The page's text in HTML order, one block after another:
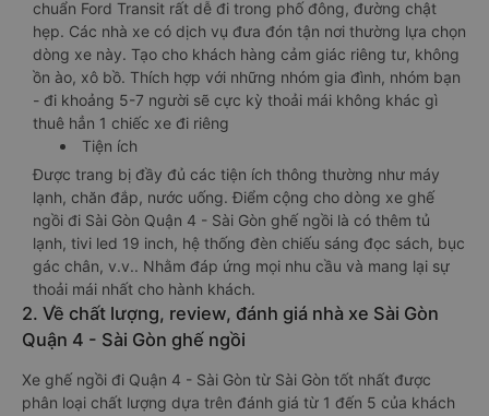
chuẩn Ford Transit rất dễ đi trong phố đông, đường chật
hẹp. Các nhà xe có dịch vụ đưa đón tận nơi thường lựa chọn
dòng xe này. Tạo cho khách hàng cảm giác riêng tư, không
ồn ào, xô bồ. Thích hợp với những nhóm gia đình, nhóm bạn
- đi khoảng 5-7 người sẽ cực kỳ thoải mái không khác gì
thuê hẳn 1 chiếc xe đi riêng
Tiện ích
Được trang bị đầy đủ các tiện ích thông thường như máy
lạnh, chăn đắp, nước uống. Điểm cộng cho dòng xe ghế
ngồi đi Sài Gòn Quận 4 - Sài Gòn ghế ngồi là có thêm tủ
lạnh, tivi led 19 inch, hệ thống đèn chiếu sáng đọc sách, bục
gác chân, v.v.. Nhằm đáp ứng mọi nhu cầu và mang lại sự
thoải mái nhất cho hành khách.
2. Về chất lượng, review, đánh giá nhà xe Sài Gòn
Quận 4 - Sài Gòn ghế ngồi
Xe ghế ngồi đi Quận 4 - Sài Gòn từ Sài Gòn tốt nhất được
phân loại chất lượng dựa trên đánh giá từ 1 đến 5 của khách